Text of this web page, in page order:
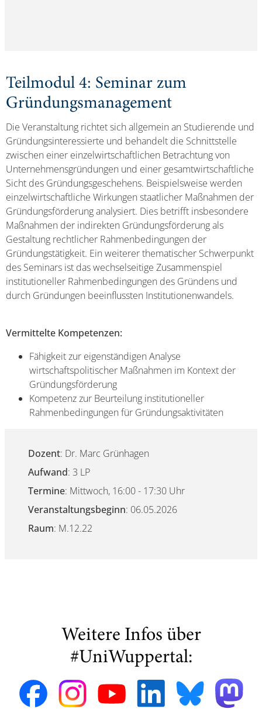
Teilmodul 4: Seminar zum
Gründungsmanagement
Die Veranstaltung richtet sich allgemein an Studierende und
Gründungsinteressierte und behandelt die Schnittstelle
zwischen einer einzelwirtschaftlichen Betrachtung von
Unternehmensgründungen und einer gesamtwirtschaftliche
Sicht des Gründungsgeschehens. Beispielsweise werden
einzelwirtschaftliche Wirkungen staatlicher Maßnahmen der
Gründungsförderung analysiert. Dies betrifft insbesondere
Maßnahmen der indirekten Gründungsförderung als
Gestaltung rechtlicher Rahmenbedingungen der
Gründungstätigkeit. Ein weiterer thematischer Schwerpunkt
des Seminars ist das wechselseitige Zusammenspiel
institutioneller Rahmenbedingungen des Gründens und
durch Gründungen beeinflussten Institutionenwandels.
Vermittelte Kompetenzen:
Fähigkeit zur eigenständigen Analyse
wirtschaftspolitischer Maßnahmen im Kontext der
Gründungsförderung
Kompetenz zur Beurteilung institutioneller
Rahmenbedingungen für Gründungs­aktivitäten
Dozent: Dr. Marc Grünhagen
Aufwand: 3 LP
Termine: Mittwoch, 16:00 - 17:30 Uhr
Veranstaltungsbeginn: 06.05.2026
Raum: M.12.22
Weitere Infos über
#UniWuppertal: